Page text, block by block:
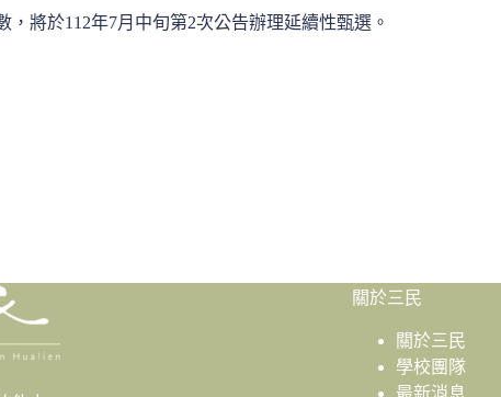
將於112年7月中旬第2次公告辦理延續性甄選。
關於三民
關於三民
學校團隊
最新消息